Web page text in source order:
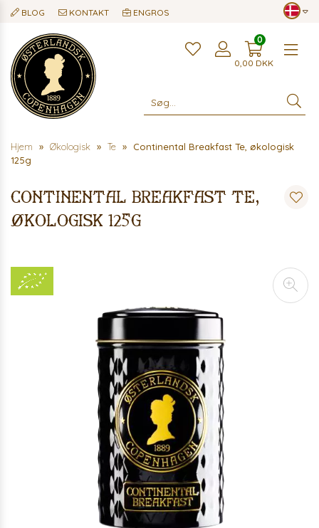
BLOG KONTAKT ENGROS
0,00 DKK
0
Hjem Økologisk Te
Continental Breakfast Te, økologisk
125g
Continental Breakfast Te,
økologisk 125g